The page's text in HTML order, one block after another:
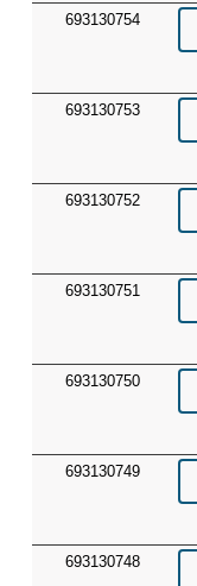
693130754
693130753
693130752
693130751
693130750
693130749
693130748